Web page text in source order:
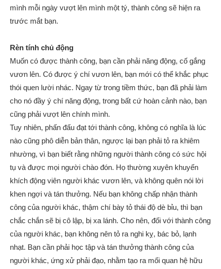
mình mỗi ngày vượt lên mình một tý, thành công sẽ hiện ra
trước mắt bạn.
Rèn tính chủ động
Muốn có được thành công, bạn cần phải năng động, cố gắng
vươn lên. Có được ý chí vươn lên, bạn mới có thể khắc phục
thói quen lười nhác. Ngay từ trong tiềm thức, bạn đã phải làm
cho nó đầy ý chí năng động, trong bất cứ hoàn cảnh nào, bạn
cũng phải vượt lên chính mình.
Tuy nhiên, phấn đấu đạt tới thành công, không có nghĩa là lúc
nào cũng phô diễn bản thân, ngược lại bạn phải tỏ ra khiêm
nhường, vì bạn biết rằng những người thành công có sức hội
tụ và được mọi người chào đón. Họ thường xuyên khuyến
khích động viên người khác vươn lên, và không quên nói lời
khen ngợi và tán thưởng. Nếu bạn không chấp nhận thành
công của người khác, thậm chí bày tỏ thái độ dè bỉu, thì bạn
chắc chắn sẽ bị cô lập, bị xa lánh. Cho nên, đối với thành công
của người khác, bạn không nên tỏ ra nghi kỵ, bác bỏ, lạnh
nhạt. Bạn cần phải học tập và tán thưởng thành công của
người khác, ứng xử phải đạo, nhằm tạo ra mối quan hệ hữu